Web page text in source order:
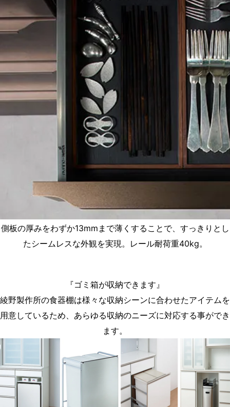
側板の厚みをわずか13mmまで薄くすることで、すっきりとし
たシームレスな外観を実現。レール耐荷重40kg。
『ゴミ箱が収納できます』
綾野製作所の食器棚は様々な収納シーンに合わせたアイテムを
用意しているため、あらゆる収納のニーズに対応する事ができ
ます。